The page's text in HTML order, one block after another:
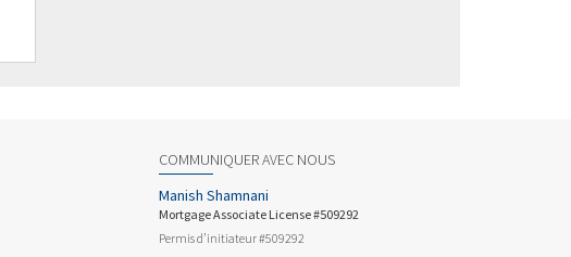
COMMUNIQUER AVEC NOUS
Manish Shamnani
Mortgage Associate License #509292
Permis d’initiateur #509292